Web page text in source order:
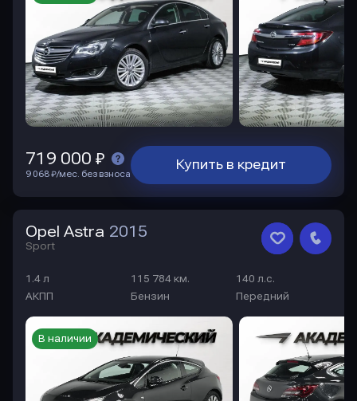
Купить в кредит
719 000 ₽
9 068 ₽/мес. без взноса
Opel Astra 2015
Sport
1.4 л 115 784 км.
140 л.с.
АКПП
Бензин Передний
В наличии